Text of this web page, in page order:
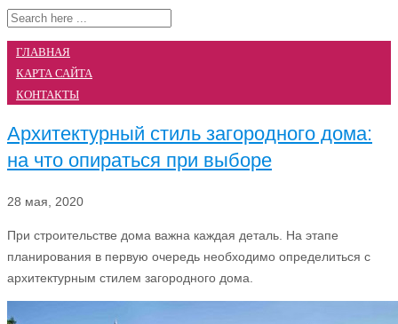
ГЛАВНАЯ
КАРТА САЙТА
КОНТАКТЫ
Архитектурный стиль загородного дома:
на что опираться при выборе
28 мая, 2020
При строительстве дома важна каждая деталь. На этапе
планирования в первую очередь необходимо определиться с
архитектурным стилем загородного дома.